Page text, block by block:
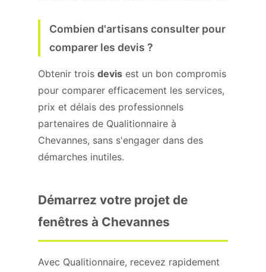
Combien d'artisans consulter pour
comparer les devis ?
Obtenir trois devis est un bon compromis
pour comparer efficacement les services,
prix et délais des professionnels
partenaires de Qualitionnaire à
Chevannes, sans s'engager dans des
démarches inutiles.
Démarrez votre projet de
fenêtres à Chevannes
Avec Qualitionnaire, recevez rapidement